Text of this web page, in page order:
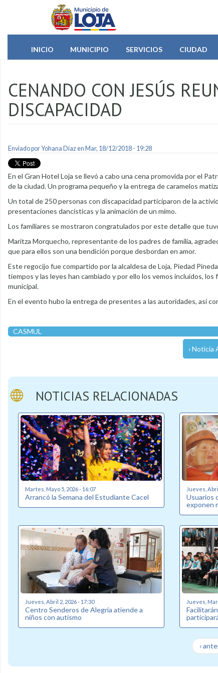
Pasar al contenido principal
INICIO
MUNICIPIO SERVICIOS CIUDAD
CENANDO CON JESÚS
DISCAPACIDAD
Enviado porYohana Diazen Mar, 18/12/2018 - 19:28
En el Gran Hotel Loja se llevó a cabo una cena promovida por el
de la ciudad. Un programa pequeño y la entrega de caramelos
Un total de 250 personas con discapacidad participaron de la
presentaciones dancísticas y la animación de un mimo.
Los familiares se mostraron congratulados por este detalle que
Maritza Morquecho, representante de los padres de familia,
que para ellos son una bendición porque desbordan en amor.
Este regocijo fue compartido por la alcaldesa de Loja, Piedad
tiempos y las leyes han cambiado y por ello los vemos incluidos,
municipal.
En el evento hubo la entrega de presentes a las autoridades, así
CASMUL
‹ Noticia
NOTICIAS RELACIONADAS
Martes, Mayo 5, 2026 - 16:07
Arrancó la Semana del Estudiante Cacel
Jueves,
Usuarios
exponen
Jueves, Abril 2, 2026 - 17:30
Centro Senderos de Alegría atiende a
niños con autismo
Jueves,
‹